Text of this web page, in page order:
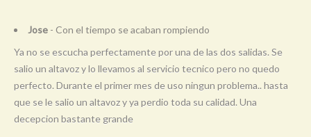
Jose - Con el tiempo se acaban rompiendo
Ya no se escucha perfectamente por una de las dos salidas. Se
salio un altavoz y lo llevamos al servicio tecnico pero no quedo
perfecto. Durante el primer mes de uso ningun problema.. hasta
que se le salio un altavoz y ya perdio toda su calidad. Una
decepcion bastante grande